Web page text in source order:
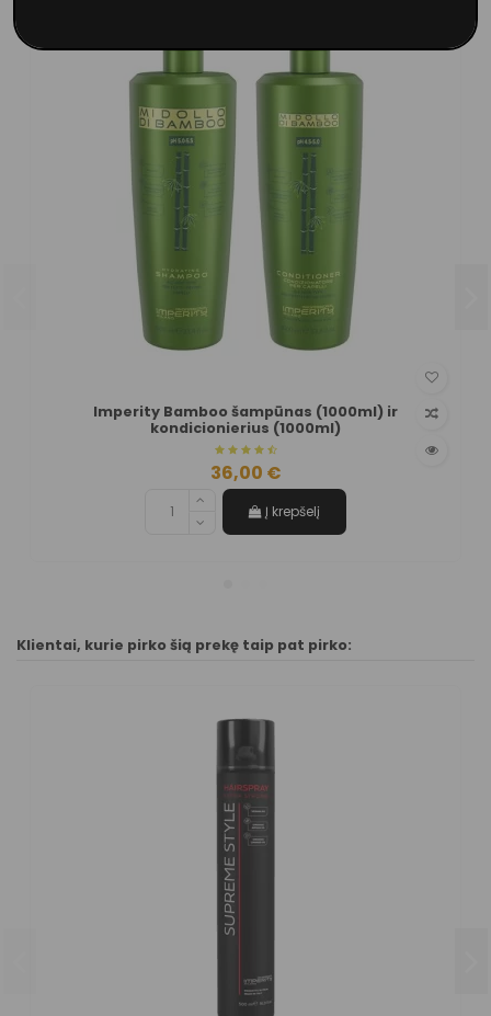
Imperity Bamboo šampūnas (1000ml) ir
kondicionierius (1000ml)
36,00 €
Į krepšelį
Klientai, kurie pirko šią prekę taip pat pirko: